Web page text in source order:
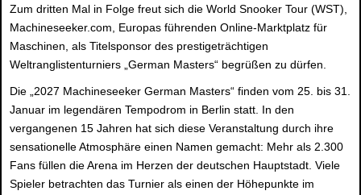
Zum dritten Mal in Folge freut sich die World Snooker Tour (WST),
Machineseeker.com, Europas führenden Online-Marktplatz für
Maschinen, als Titelsponsor des prestigeträchtigen
Weltranglistenturniers „German Masters“ begrüßen zu dürfen.
Die „2027 Machineseeker German Masters“ finden vom 25. bis 31.
Januar im legendären Tempodrom in Berlin statt. In den
vergangenen 15 Jahren hat sich diese Veranstaltung durch ihre
sensationelle Atmosphäre einen Namen gemacht: Mehr als 2.300
Fans füllen die Arena im Herzen der deutschen Hauptstadt. Viele
Spieler betrachten das Turnier als einen der Höhepunkte im